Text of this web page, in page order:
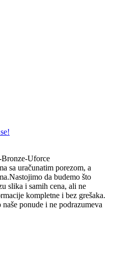
sa uračunatim porezom, a
da budemo što
slika i samih cena, ali ne
kompletne i bez grešaka.
ponude i ne podrazumeva